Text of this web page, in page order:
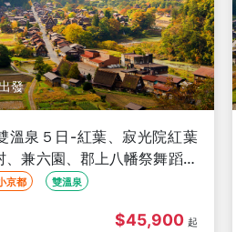
發
溫泉５日-紅葉、寂光院紅葉
、兼六園、郡上八幡祭舞蹈見
光稻荷神社
京都 雙溫泉
$44,900 起